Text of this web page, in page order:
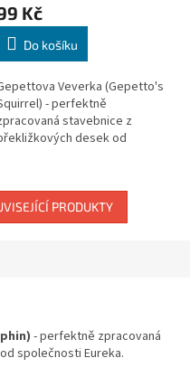
Kč
Do košíku
Veverka (Gepetto's
- perfektně
stavebnice z
desek od
PRODUKTY
- perfektně zpracovaná
společnosti Eureka.